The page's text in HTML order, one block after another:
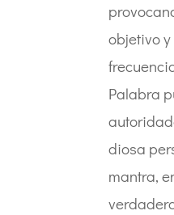
objetivo
Palabra
diosa
mantra,